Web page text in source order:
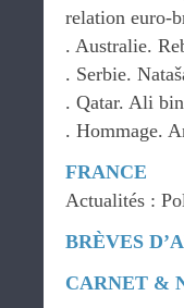
relation euro-
. Australie.
. Serbie.
. Qatar. Ali
. Hommage.
FRANCE
Actualités :
BRÈVES
CARNET &